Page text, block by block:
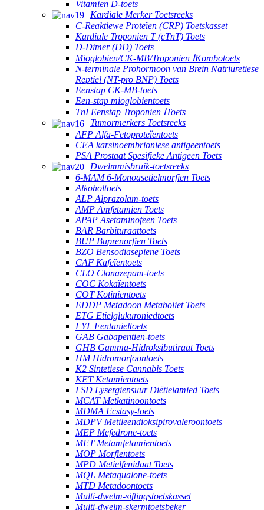
Vitamien D-toets
Kardiale Merker Toetsreeks
C-Reaktiewe Proteïen (CRP) Toetskasset
Kardiale Troponien T (cTnT) Toets
D-Dimer (DD) Toets
Mioglobien/CK-MB/Troponien ⅠKombotoets
N-terminale Prohormoon van Brein Natriuretiese
Reptiel (NT-pro BNP) Toets
Eenstap CK-MB-toets
Een-stap mioglobientoets
TnI Eenstap Troponien ⅠToets
Tumormerkers Toetsreeks
AFP Alfa-Fetoproteïentoets
CEA karsinoembrioniese antigeentoets
PSA Prostaat Spesifieke Antigeen Toets
Dwelmmisbruik-toetsreeks
6-MAM 6-Monoasetielmorfien Toets
Alkoholtoets
ALP Alprazolam-toets
AMP Amfetamien Toets
APAP Asetaminofeen Toets
BAR Barbituraattoets
BUP Buprenorfien Toets
BZO Bensodiasepiene Toets
CAF Kafeïentoets
CLO Clonazepam-toets
COC Kokaïentoets
COT Kotinientoets
EDDP Metadoon Metaboliet Toets
ETG Etielglukuroniedtoets
FYL Fentanieltoets
GAB Gabapentien-toets
GHB Gamma-Hidroksibutiraat Toets
HM Hidromorfoontoets
K2 Sintetiese Cannabis Toets
KET Ketamientoets
LSD Lysergiensuur Diëtielamied Toets
MCAT Metkatinoontoets
MDMA Ecstasy-toets
MDPV Metileendioksipirovaleroontoets
MEP Mefedrone-toets
MET Metamfetamientoets
MOP Morfientoets
MPD Metielfenidaat Toets
MQL Metaqualone-toets
MTD Metadoontoets
Multi-dwelm-siftingstoetskasset
Multi-dwelm-skermtoetsbeker